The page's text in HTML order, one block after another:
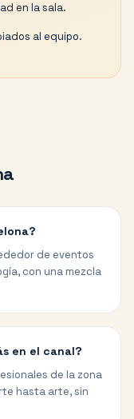
en la sala.
al equipo.
de eventos
con una mezcla
en el canal?
de la zona
hasta arte, sin